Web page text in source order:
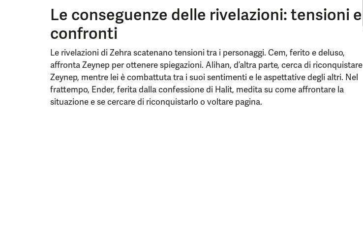
Le conseguenze delle rivelazioni: tensioni e
confronti
Le rivelazioni di Zehra scatenano tensioni tra i personaggi. Cem, ferito e deluso,
affronta Zeynep per ottenere spiegazioni. Alihan, d’altra parte, cerca di riconquistare
Zeynep, mentre lei è combattuta tra i suoi sentimenti e le aspettative degli altri. Nel
frattempo, Ender, ferita dalla confessione di Halit, medita su come affrontare la
situazione e se cercare di riconquistarlo o voltare pagina.